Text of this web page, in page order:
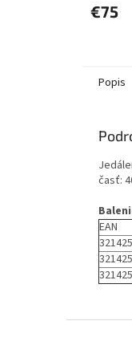
€75
Popis
časť:
EAN